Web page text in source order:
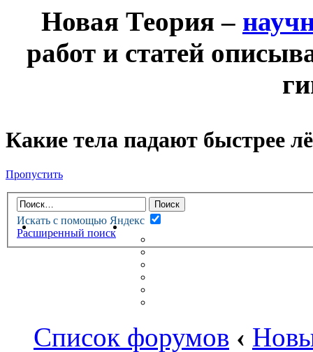
Новая Теория –
работ и статей
Какие тела падают быстрее
Пропустить
Искать с помощью Яндекс
Расширенный поиск
НОВАЯ ТЕОРИЯФОРУМ
НЕПРОЧИТАННЫЕ
Список форумов ‹